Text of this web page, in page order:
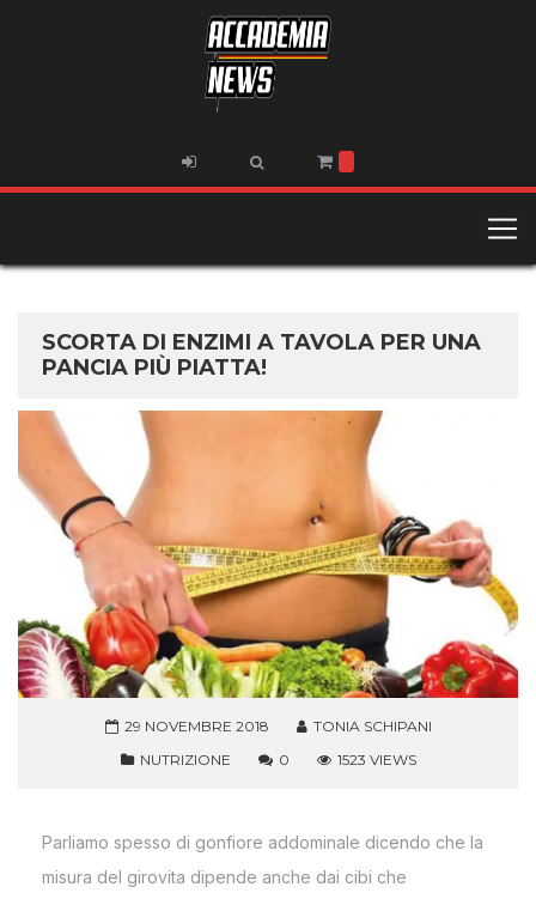
SCORTA DI ENZIMI A TAVOLA PER UNA
PANCIA PIÙ PIATTA!
29 NOVEMBRE 2018
TONIA SCHIPANI
NUTRIZIONE
0 1523 VIEWS
Parliamo spesso di gonfiore addominale dicendo che la
misura del girovita dipende anche dai cibi che